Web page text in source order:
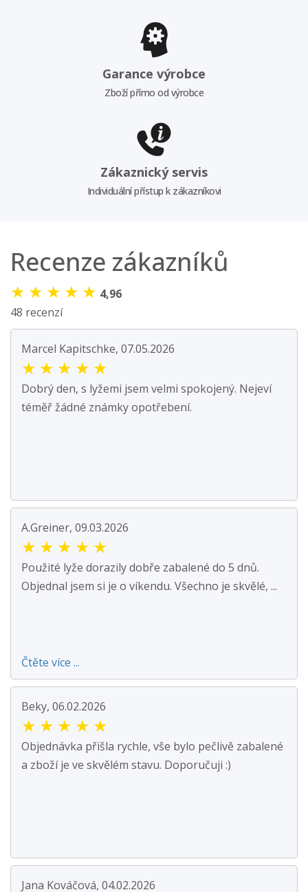
Garance výrobce
Zboží přímo od výrobce
Zákaznický servis
Individuální přístup k zákazníkovi
Recenze zákazníků
★ ★ ★ ★ ★ 4,96
48 recenzí
Marcel Kapitschke, 07.05.2026
★ ★ ★ ★ ★
Dobrý den, s lyžemi jsem velmi spokojený. Nejeví
téměř žádné známky opotřebení.
A.Greiner, 09.03.2026
★ ★ ★ ★ ★
Použité lyže dorazily dobře zabalené do 5 dnů.
Objednal jsem si je o víkendu. Všechno je skvělé, ...
Čtěte více ...
Beky, 06.02.2026
★ ★ ★ ★ ★
Objednávka přišla rychle, vše bylo pečlivě zabalené
a zboží je ve skvělém stavu. Doporučuji :)
Jana Kováčová, 04.02.2026